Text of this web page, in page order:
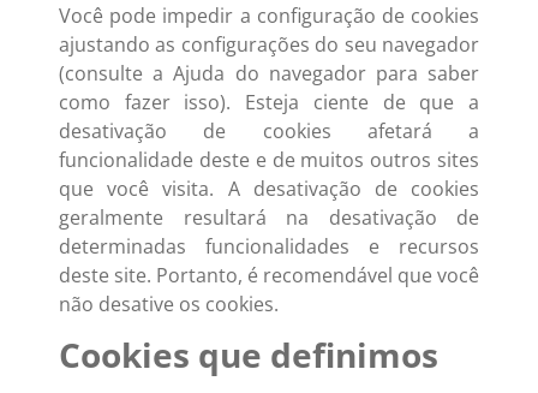
Você pode impedir a configuração de cookies
ajustando as configurações do seu navegador
(consulte a Ajuda do navegador para saber
como fazer isso). Esteja ciente de que a
desativação de cookies afetará a
funcionalidade deste e de muitos outros sites
que você visita. A desativação de cookies
geralmente resultará na desativação de
determinadas funcionalidades e recursos
deste site. Portanto, é recomendável que você
não desative os cookies.
Cookies que definimos